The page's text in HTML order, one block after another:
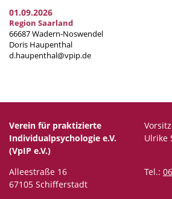
01.09.2026
Region Saarland
66687 Wadern-Noswendel
Doris Haupenthal
d.haupenthal@vpip.de
Verein für praktizierte
Individualpsychologie e.V.
(VpIP e.V.)
Ulrike
Alleestraße 16
67105 Schifferstadt
Tel.: